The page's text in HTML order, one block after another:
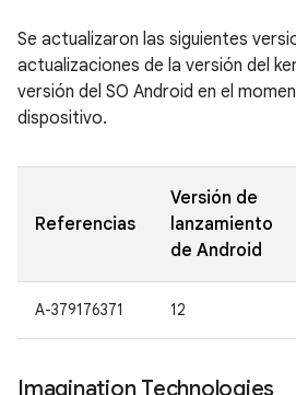
Se actualizaron las siguientes
actualizaciones de la versión del
versión del SO Android en el
dispositivo.
Referencias
Versión de
lanzamiento
de Android
A-379176371 12
Imagination Technologies